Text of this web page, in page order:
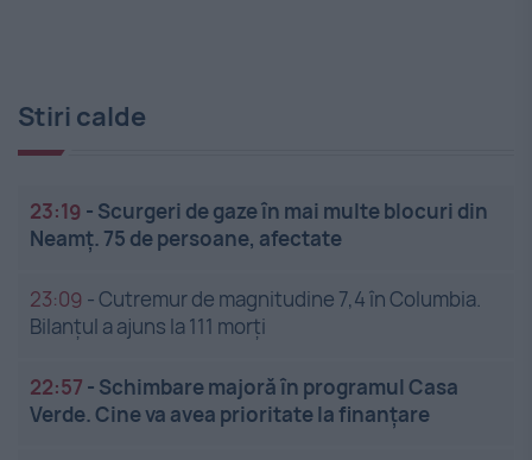
Stiri calde
23:19 - Scurgeri de gaze în mai multe blocuri din
Neamț. 75 de persoane, afectate
23:09 -Cutremur de magnitudine 7,4 în Columbia.
Bilanțul a ajuns la 111 morți
22:57 - Schimbare majoră în programul Casa
Verde. Cine va avea prioritate la finanțare